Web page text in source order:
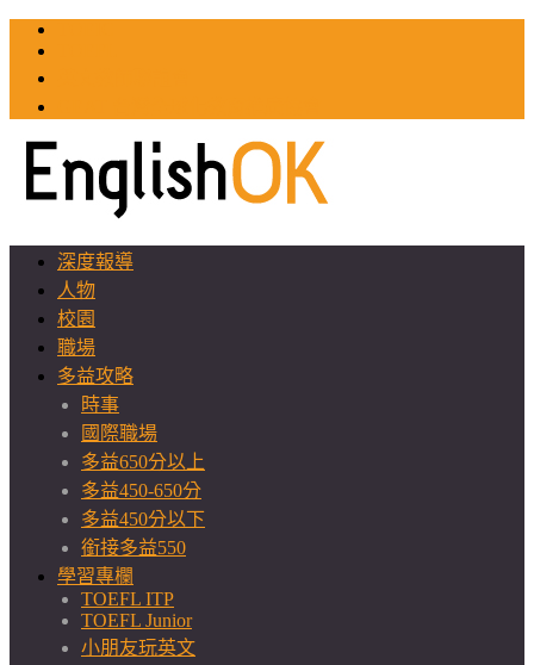
深度報導
人物
校園
職場
多益攻略
時事
國際職場
多益650分以上
多益450-650分
多益450分以下
銜接多益550
學習專欄
TOEFL ITP
TOEFL Junior
小朋友玩英文